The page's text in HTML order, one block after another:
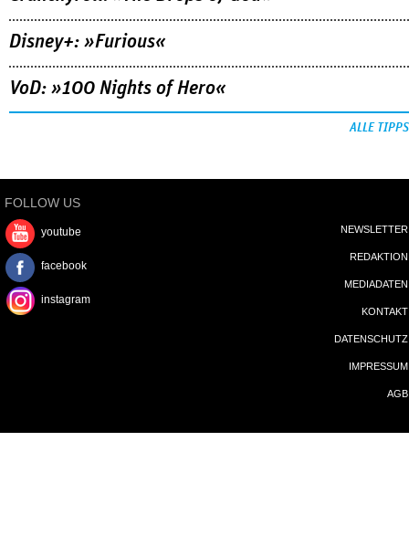
Die mexikanischen Brüder Roy und Arturo Ambriz, deren
ihrem Studio Cinema Fantasma einen Stop-Motion-Film
gedreht, der vor Fantasie und Kreativität nur so sprüht.
MEHR
Disney+: »Furious«
VoD: »100 Nights of Hero«
instagram
NEWSLETTER
REDAKTION